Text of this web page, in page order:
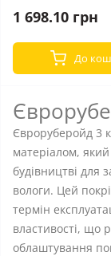
1 698.10 грн
До
Євроруберойд 3
матеріалом,
будівництві для
вологи. Цей
термін
властивості, що
облаштування